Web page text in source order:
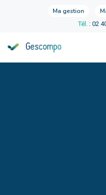
Ma gestion
Tél. : 02